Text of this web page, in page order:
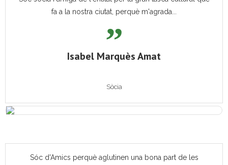
fa a la nostra ciutat, perquè m'agrada...
Isabel Marquès Amat
Sòcia
Sóc d'Amics perquè aglutinen una bona part de les